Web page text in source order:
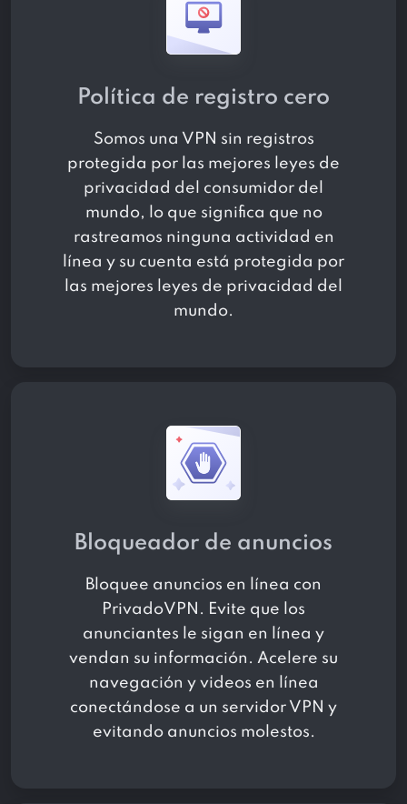
Política de registro cero
Somos una VPN sin registros
protegida por las mejores leyes de
privacidad del consumidor del
mundo, lo que significa que no
rastreamos ninguna actividad en
línea y su cuenta está protegida por
las mejores leyes de privacidad del
mundo.
Bloqueador de anuncios
Bloquee anuncios en línea con
PrivadoVPN. Evite que los
anunciantes le sigan en línea y
vendan su información. Acelere su
navegación y videos en línea
conectándose a un servidor VPN y
evitando anuncios molestos.